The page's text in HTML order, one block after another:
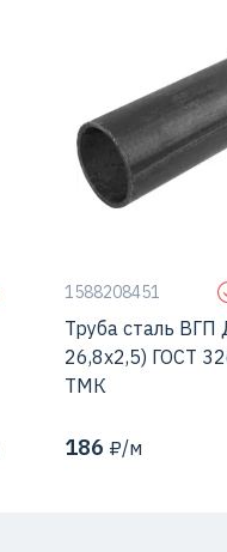
Страна
Толщина стенки
Диаметр наружный
1588208451
Труба сталь
26,8х2,5) ГОСТ
ТМК
186 ₽/м